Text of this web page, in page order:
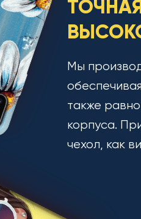
Мы
также
корпуса.
чехол, как